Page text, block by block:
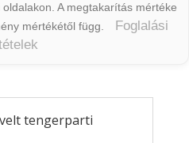
A megtakarítás mértéke
mértékétől függ.
Foglalási
tengerparti